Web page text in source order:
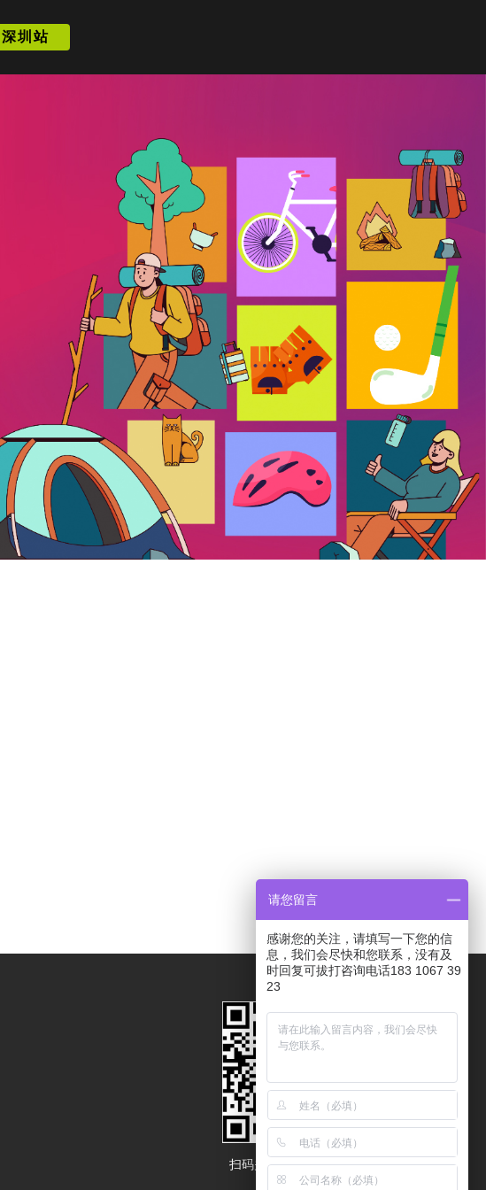
深圳站
扫码关注获取更多展会资讯
请您留言
感谢您的关注，请填写一下您的信
息，我们会尽快和您联系，没有及
时回复可拔打咨询电话183 1067 39
23